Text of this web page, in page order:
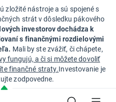
zložité nástroje a sú spojené s
strát v dôsledku pákového
investorov dochádza k
s finančnými rozdielovými
Mali by ste zvážiť, či chápete,
fungujú, a či si môžete dovoliť
finančné straty.Investovanie je
zodpovedne.